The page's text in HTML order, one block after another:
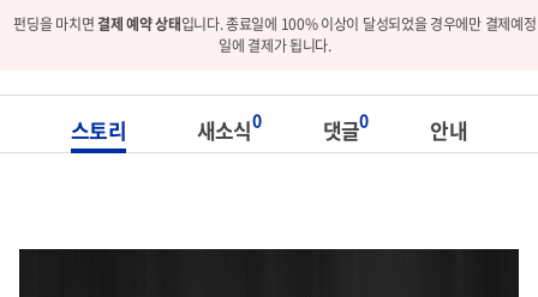
펀딩을 마치면결제 예약 상태입니다. 종료일에 100% 이상이 달성되었을 경우에만 결제예정
일에 결제가 됩니다.
스토리 새소식0 댓글0 안내